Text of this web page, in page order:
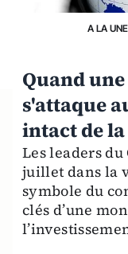
A LA UNE
Quand
s'attaque
intact de
Les leaders du
juillet dans la
symbole du
clés d’une